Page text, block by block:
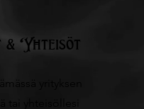
& Yhteisöt
yrityksen